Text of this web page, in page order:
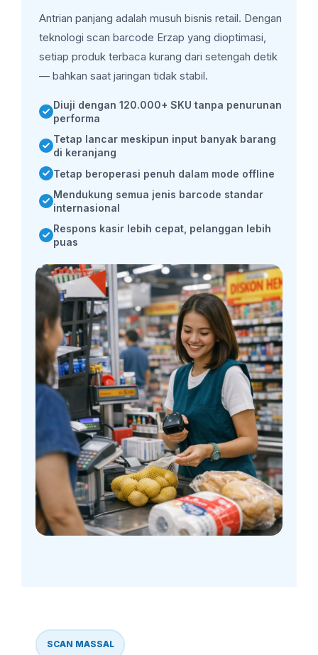
Antrian panjang adalah musuh bisnis retail. Dengan
teknologi scan barcode Erzap yang dioptimasi,
setiap produk terbaca kurang dari setengah detik
— bahkan saat jaringan tidak stabil.
Diuji dengan 120.000+ SKU tanpa penurunan
performa
Tetap lancar meskipun input banyak barang
di keranjang
Tetap beroperasi penuh dalam mode offline
Mendukung semua jenis barcode standar
internasional
Respons kasir lebih cepat, pelanggan lebih
puas
SCAN MASSAL